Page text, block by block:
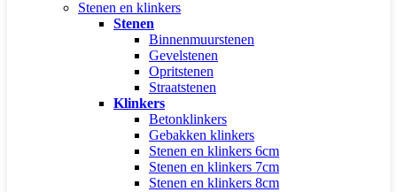
Stenen en klinkers
Stenen
Binnenmuurstenen
Gevelstenen
Opritstenen
Straatstenen
Klinkers
Betonklinkers
Gebakken klinkers
Stenen en klinkers 6cm
Stenen en klinkers 7cm
Stenen en klinkers 8cm